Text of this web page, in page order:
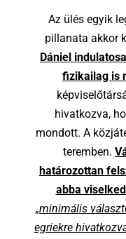
Az ülés egyik
pillanata akkor
Dániel
fizikailag is
hivatkozva,
mondott. A
teremben.
határozottan
abba
„minimális
egriekre